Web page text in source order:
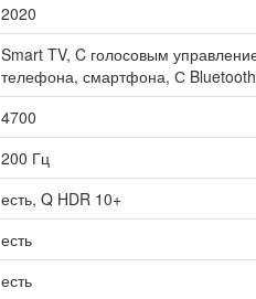
2020
Smart TV, C голосовым
телефона, смартфона, С
4700
200 Гц
есть, Q HDR 10+
есть
есть